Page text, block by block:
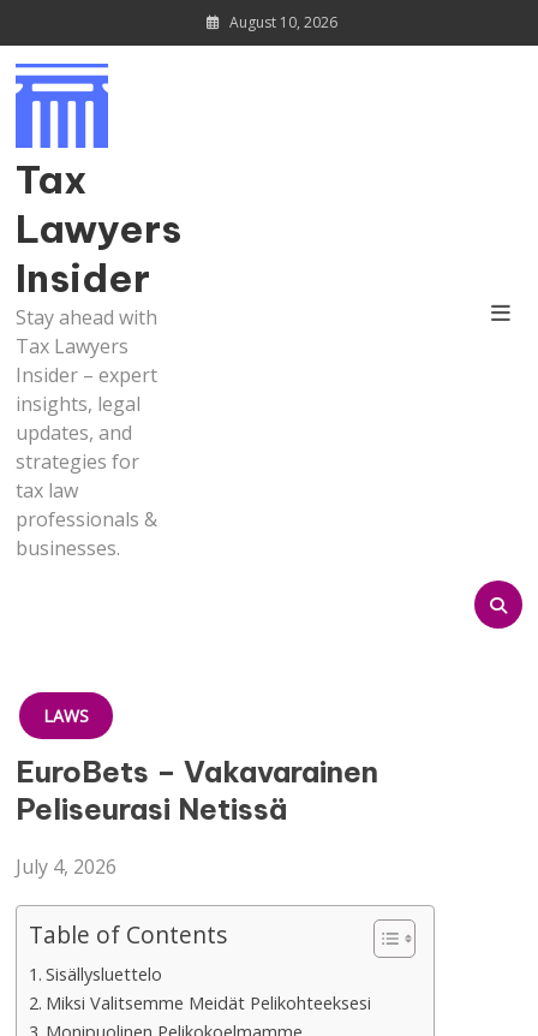
to
content
August 10, 2026
Tax
Lawyers
Insider
Stay ahead with
Tax Lawyers
Insider – expert
insights, legal
updates, and
strategies for
tax law
professionals &
businesses.
LAWS
EuroBets – Vakavarainen
Peliseurasi Netissä
July 4, 2026
Table of Contents
Sisällysluettelo
Miksi Valitsemme Meidät Pelikohteeksesi